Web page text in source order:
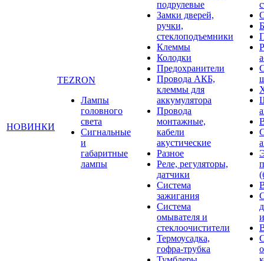
НОВИНКИ
TEZRON
Лампы
головного
света
Сигнальные
и
габаритные
лампы
подрулевые
Замки дверей,
ручки,
стеклоподъемники
Клеммы
Колодки
Предохранители
Провода АКБ,
клеммы для
аккумулятора
Провода
монтажные,
кабели
акустические
Разное
Реле, регуляторы,
датчики
Система
зажигания
Система
омывателя и
стеклоочистители
Термоусадка,
гофра-трубка